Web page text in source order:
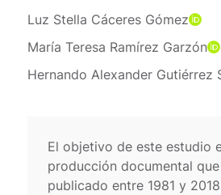
Luz Stella Cáceres Gómez
María Teresa Ramírez Garzón
Hernando Alexander Gutiérrez
El objetivo de este estudio
producción documental que
publicado entre 1981 y 2018